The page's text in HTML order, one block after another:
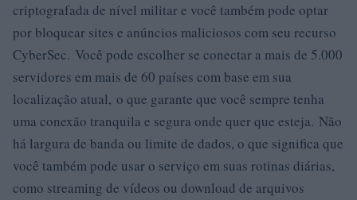
criptografada de nível militar e você também pode optar
por bloquear sites e anúncios maliciosos com seu recurso
CyberSec. Você pode escolher se conectar a mais de 5.000
servidores em mais de 60 países com base em sua
localização atual, o que garante que você sempre tenha
uma conexão tranquila e segura onde quer que esteja. Não
há largura de banda ou limite de dados, o que significa que
você também pode usar o serviço em suas rotinas diárias,
como streaming de vídeos ou download de arquivos